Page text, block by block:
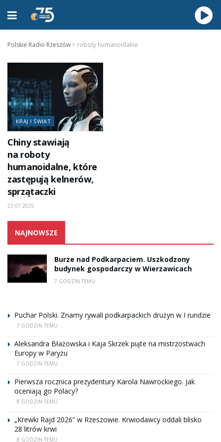
Polskie Radio Rzeszów > roboty humanoidalne
KRAJ I ŚWIAT
Chiny stawiają
na roboty
humanoidalne, które
zastępują kelnerów,
sprzątaczki
23.07.2025
NAJNOWSZE
Burze nad Podkarpaciem. Uszkodzony
budynek gospodarczy w Wierzawicach
7 GODZIN TEMU
Puchar Polski. Znamy rywali podkarpackich drużyn w I rundzie
7 GODZIN TEMU
Aleksandra Błażowska i Kaja Skrzek piąte na mistrzostwach
Europy w Paryżu
7 GODZIN TEMU
Pierwsza rocznica prezydentury Karola Nawrockiego. Jak
oceniają go Polacy?
8 GODZIN TEMU
„Krewki Rajd 2026” w Rzeszowie. Krwiodawcy oddali blisko
28 litrów krwi
8 GODZIN TEMU